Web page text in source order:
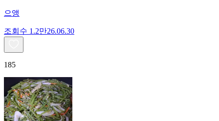
으앵
조회수 1.2만26.06.30
185